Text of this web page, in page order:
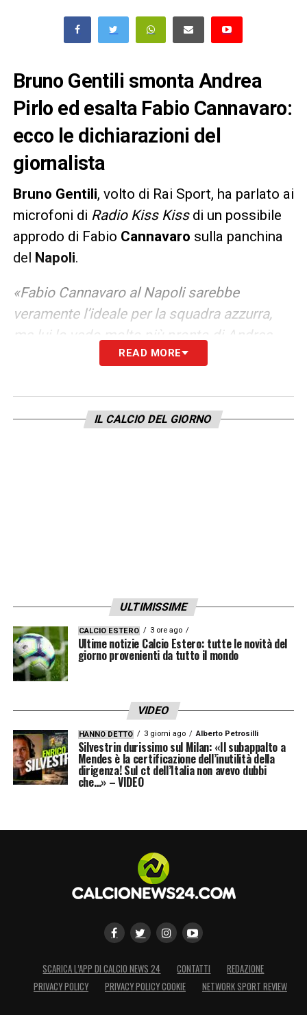
Bruno Gentili smonta Andrea
Pirlo ed esalta Fabio Cannavaro:
ecco le dichiarazioni del
giornalista
Bruno Gentili, volto di Rai Sport, ha parlato ai
microfoni di Radio Kiss Kissdi un possibile
approdo di Fabio Cannavaro sulla panchina
del Napoli.
«Fabio Cannavaro al Napoli sarebbe
veramente l’ideale per la squadra azzurra,
ma lui lo vedo molto più pronto di Andrea
Pirlo. Ha un’esperienza suffragata in diverse
giocatori, ma proprio l’approccio con le
squadre è diverso da quello di Pirlo».
READ MORE
IL CALCIO DEL GIORNO
ULTIMISSIME
CALCIO ESTERO 3 ore ago
Ultime notizie Calcio Estero: tutte le novità del
giorno provenienti da tutto il mondo
VIDEO
HANNO DETTO 3 giorni ago Alberto Petrosilli
Silvestrin durissimo sul Milan: «Il subappalto a
Mendes è la certificazione dell’inutilità della
dirigenza! Sul ct dell’Italia non avevo dubbi
che…» – VIDEO
SCARICA L’APP DI CALCIO NEWS 24 CONTATTI
REDAZIONE
PRIVACY POLICY
PRIVACY POLICY COOKIE NETWORK SPORT REVIEW